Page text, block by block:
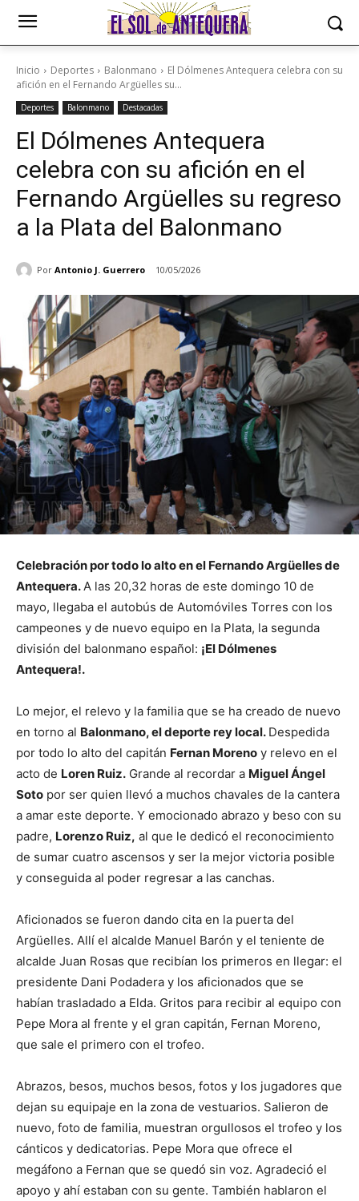
Inicio Deportes Balonmano
El Dólmenes Antequera celebra con su
afición en el Fernando Argüelles su...
Deportes Balonmano Destacadas
El Dólmenes Antequera
celebra con su afición en el
Fernando Argüelles su regreso
a la Plata del Balonmano
Por Antonio J. Guerrero 10/05/2026
Celebración por todo lo alto en el Fernando Argüelles de
Antequera.A las 20,32 horas de este domingo 10 de
mayo, llegaba el autobús de Automóviles Torres con los
campeones y de nuevo equipo en la Plata, la segunda
división del balonmano español: ¡El Dólmenes
Antequera!.
Lo mejor, el relevo y la familia que se ha creado de nuevo
en torno al Balonmano, el deporte rey local. Despedida
por todo lo alto del capitán Fernan Moreno y relevo en el
acto de Loren Ruiz. Grande al recordar a Miguel Ángel
Soto por ser quien llevó a muchos chavales de la cantera
a amar este deporte. Y emocionado abrazo y beso con su
padre, Lorenzo Ruiz, al que le dedicó el reconocimiento
de sumar cuatro ascensos y ser la mejor victoria posible
y conseguida al poder regresar a las canchas.
Aficionados se fueron dando cita en la puerta del
Argüelles. Allí el alcalde Manuel Barón y el teniente de
alcalde Juan Rosas que recibían los primeros en llegar: el
presidente Dani Podadera y los aficionados que se
habían trasladado a Elda. Gritos para recibir al equipo con
Pepe Mora al frente y el gran capitán, Fernan Moreno,
que sale el primero con el trofeo.
Abrazos, besos, muchos besos, fotos y los jugadores que
dejan su equipaje en la zona de vestuarios. Salieron de
nuevo, foto de familia, muestran orgullosos el trofeo y los
cánticos y dedicatorias. Pepe Mora que ofrece el
megáfono a Fernan que se quedó sin voz. Agradeció el
apoyo y ahí estaban con su gente. También hablaron el